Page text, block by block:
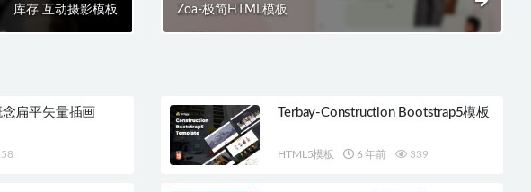
库存 互动摄影模板 Zoa-极简HTML模板
扁平矢量插画 Terbay-Construction Bootstrap5模板
HTML5模板 6 年前 339